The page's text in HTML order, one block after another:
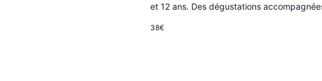
et 12 ans. Des dégustations
38€